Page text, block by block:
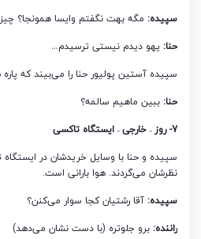
سپیده: مگه بهت نگفتم وایسا همونجا؟
حنا: یهو دیدم نیستی ترسیدم…
سپیده آستین پولیور حنا را می‌بیند که
حنا: ببین ماهیم سالمه؟
7- روز – خارجی – ایستگاه تاکسی
سپیده و حنا با وسایل خریدشان در
نظرشان می‌گردند. هوا بارانی است.
سپیده: آقا رشتیان کجا سوار می‌کنن؟
راننده: برو جلوتره (با دست نشان می‌دهد)